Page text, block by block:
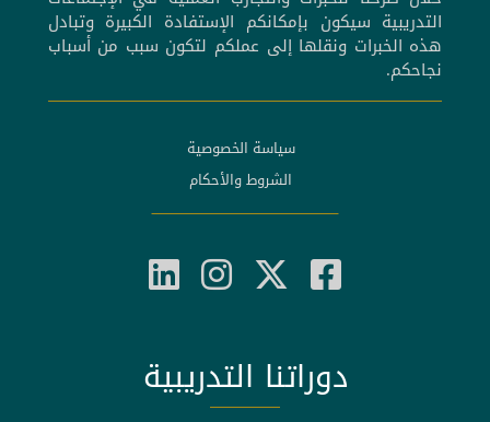
التدريبية سيكون بإمكانكم الإستفادة الكبيرة وتبادل
هذه الخبرات ونقلها إلى عملكم لتكون سبب من أسباب
نجاحكم.
سياسة الخصوصية
الشروط والأحكام
دوراتنا التدريبية